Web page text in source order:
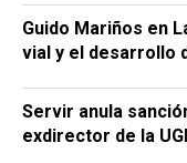
Guido Mariños en
vial y el desarrollo
Servir anula
exdirector de la